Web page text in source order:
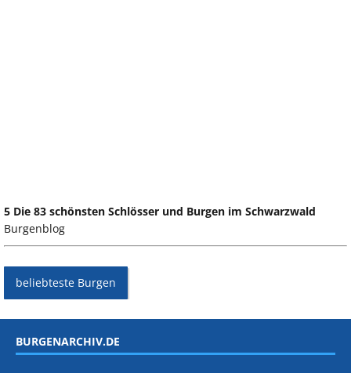
5 Die 83 schönsten Schlösser und Burgen im Schwarzwald
Burgenblog
beliebteste Burgen
BURGENARCHIV.DE